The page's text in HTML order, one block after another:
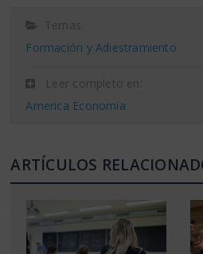
Temas:
Formación y Adiestramiento
Leer completo en:
America Economia
ARTÍCULOS